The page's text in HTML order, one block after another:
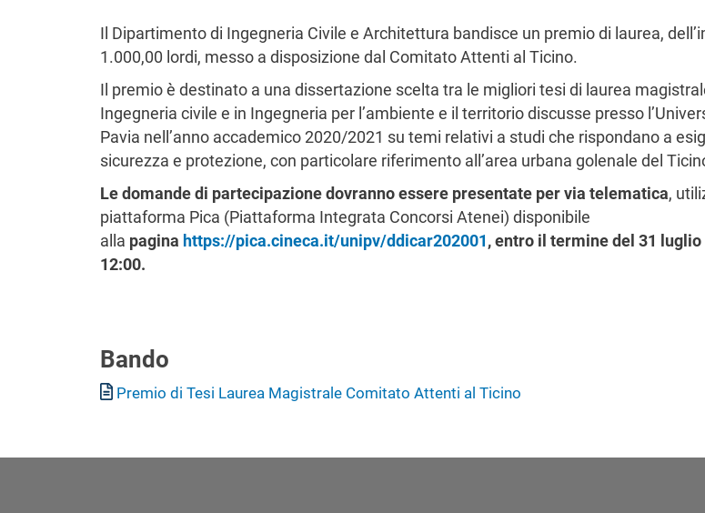
Il Dipartimento di Ingegneria Civile e Architettura bandisce un premio di laurea,
1.000,00 lordi, messo a disposizione dal Comitato Attenti al Ticino.
Il premio è destinato a una dissertazione scelta tra le migliori tesi di laurea
Ingegneria civile e in Ingegneria per l’ambiente e il territorio discusse presso
Pavia nell’anno accademico 2020/2021 su temi relativi a studi che rispondano a
sicurezza e protezione, con particolare riferimento all’area urbana golenale del
Le domande di partecipazione dovranno essere presentate per via telematica,
piattaforma Pica (Piattaforma Integrata Concorsi Atenei) disponibile
alla pagina https://pica.cineca.it/unipv/ddicar202001, entro il termine del 31 luglio
12:00.
Bando
Documento
Premio di Tesi Laurea Magistrale Comitato Attenti al Ticino